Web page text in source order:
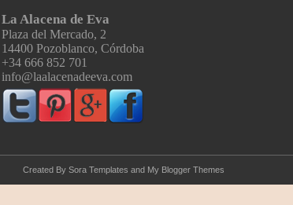
La Alacena de Eva
Plaza del Mercado, 2
14400 Pozoblanco, Córdoba
+34 666 852 701
info@laalacenadeeva.com
Created By Sora Templates and My Blogger Themes